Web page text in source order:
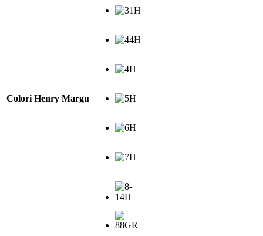
Colori Henry Margu